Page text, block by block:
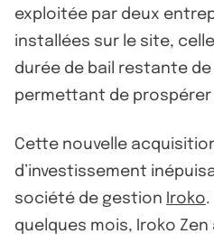
exploitée par deux
installées sur le site,
durée de bail restante de
permettant de
Cette nouvelle
d’investissement
société de gestion Iroko.
quelques mois, Iroko